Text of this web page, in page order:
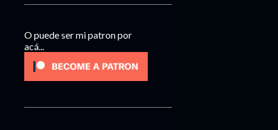
O puede ser mi patron por
acá...